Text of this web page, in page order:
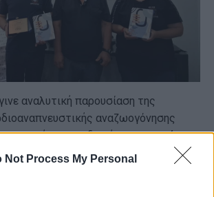
Not Process My Personal
αναλυτική παρουσίαση της
αναζωογόνησης
η χρήση απινιδωτή σε περιπτώσεις
ενώ δόθηκαν αναλυτικές οδηγίες
που χρήζουν άμεσης